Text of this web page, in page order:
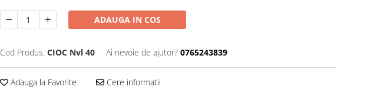
ADAUGA IN COS
Cod Produs: CIOC Nvl 40 Ai nevoie de ajutor? 0765243839
Adauga la Favorite Cere informatii